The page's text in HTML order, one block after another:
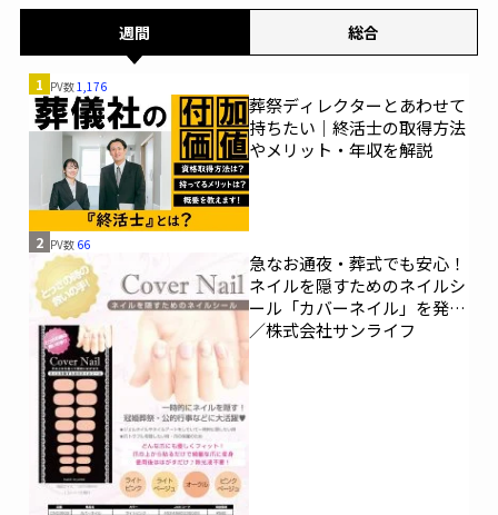
週間 総合
1 PV数1,176
葬祭ディレクターとあわせて
持ちたい｜終活士の取得方法
やメリット・年収を解説
2 PV数 66
急なお通夜・葬式でも安心！
ネイルを隠すためのネイルシ
ール「カバーネイル」を発売
／株式会社サンライフ